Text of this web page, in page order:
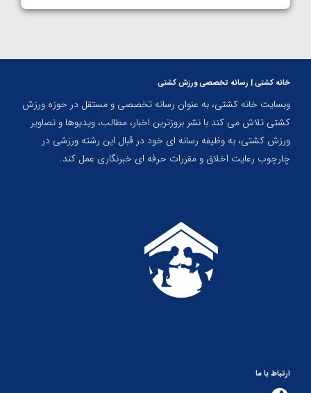
خانه کشتی | رسانه تخصصی ورزش کشتی
وبسایت خانه کشتی، به عنوان رسانه تخصصی و مستقل در حوزه ورزش
کشتی تلاش می کند با نشر بروزترین اخبار، مطالب، ویدیوها و تصاویر
ورزش کشتی، به وظیفه رسانه ای خود در قبال این رشته ورزشی در
چارچوب رعایت اخلاق و مقررات حرفه ای خبرنگاری عمل کند.
ارتباط با ما